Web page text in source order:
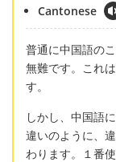
Cantonese
普通に中国語の
無難です。これ
す。
しかし、中国語
違いのように、
わります。１番